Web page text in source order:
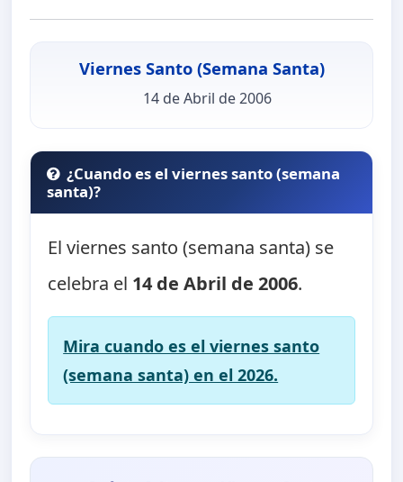
Viernes Santo (Semana Santa)
14 de Abril de 2006
¿Cuando es el viernes santo (semana
santa)?
El viernes santo (semana santa) se
celebra el 14 de Abril de 2006.
Mira cuando es el viernes santo
(semana santa) en el 2026.